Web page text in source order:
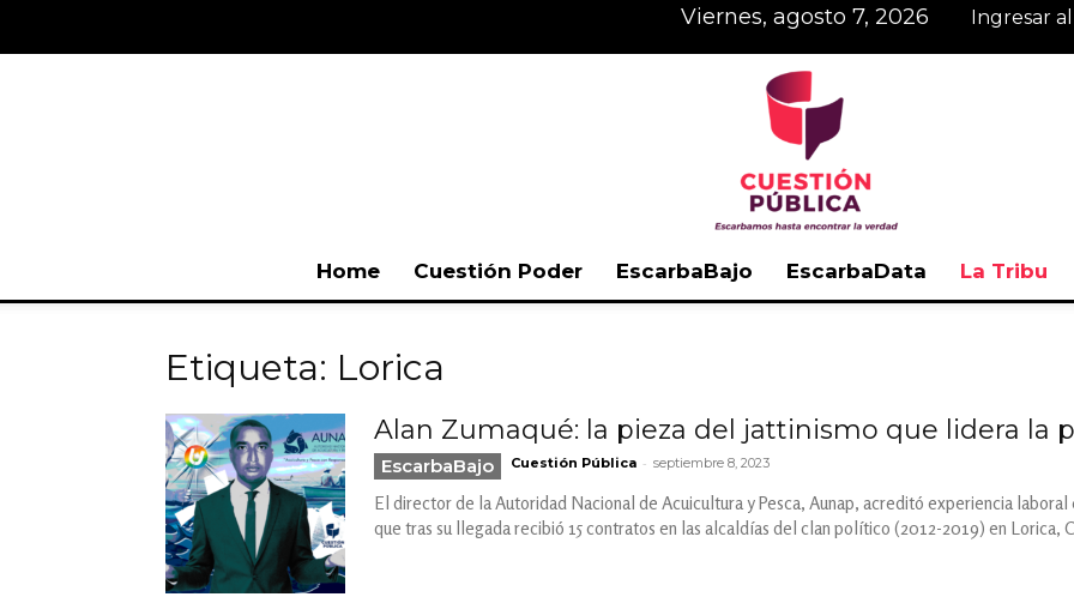
viernes, agosto 7, 2026 Ingresar
Home Cuestión Poder EscarbaBajo EscarbaData La Tribu
Etiqueta: Lorica
Alan Zumaqué: la pieza del jattinismo que lidera la
EscarbaBajo Cuestión Pública - septiembre 8, 2023
El director de la Autoridad Nacional de Acuicultura y Pesca, Aunap, acreditó experiencia
que tras su llegada recibió 15 contratos en las alcaldías del clan político (2012-2019) en Lorica,